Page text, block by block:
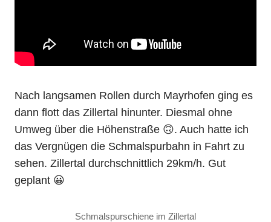
Nach langsamen Rollen durch Mayrhofen ging es
dann flott das Zillertal hinunter. Diesmal ohne
Umweg über die Höhenstraße 🙃. Auch hatte ich
das Vergnügen die Schmalspurbahn in Fahrt zu
sehen. Zillertal durchschnittlich 29km/h. Gut
geplant 😀
Schmalspurschiene im Zillertal